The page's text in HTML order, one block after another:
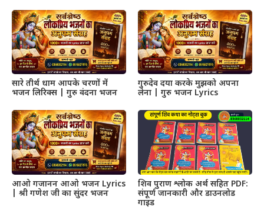
सारे तीर्थ धाम आपके चरणों में
भजन लिरिक्स | गुरु वंदना भजन
गुरुदेव दया करके मुझको अपना
लेना | गुरु भजन Lyrics
आओ गजानन आओ भजन Lyrics
| श्री गणेश जी का सुंदर भजन
शिव पुराण श्लोक अर्थ सहित PDF:
संपूर्ण जानकारी और डाउनलोड
गाइड